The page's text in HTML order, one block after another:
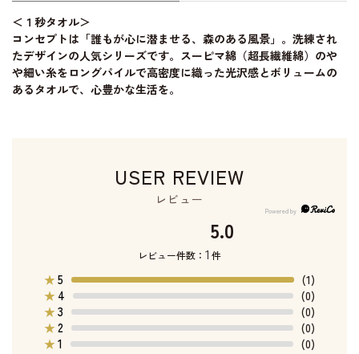
＜１秒タオル＞
コンセプトは「誰もが心に潜ませる、森のある風景」。洗練され
たデザインの人気シリーズです。スーピマ綿（超長繊維綿）のや
や細い糸をロングパイルで高密度に織った光沢感とボリュームの
あるタオルで、心豊かな生活を。
USER REVIEW
レビュー
5.0
レビュー件数： 1 件
★5
(1)
★ 4
(0)
★3
(0)
★2
(0)
★1 (0)